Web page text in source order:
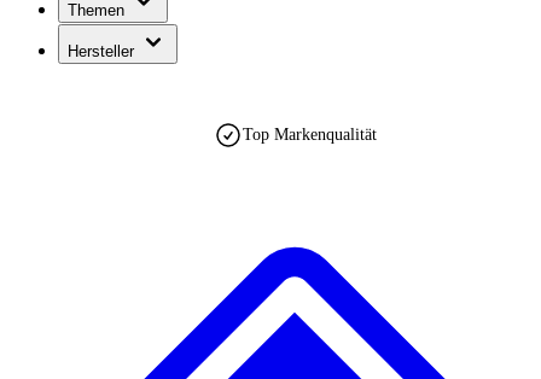
Themen
Hersteller
Top Markenqualität